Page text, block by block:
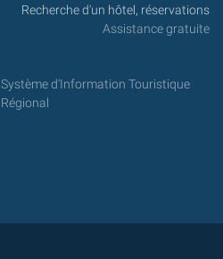
Recherche d'un hôtel, réservations
Assistance gratuite
Système d'Information Touristique
Régional